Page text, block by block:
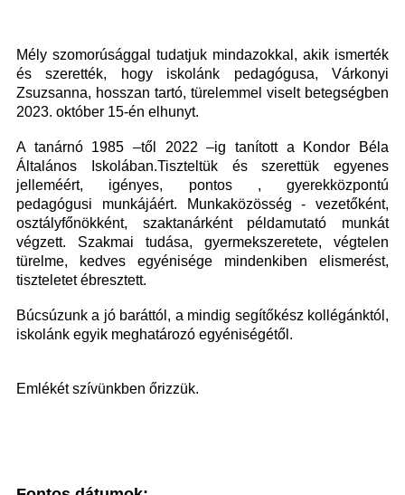
Mély szomorúsággal tudatjuk mindazokkal, akik ismerték
és szerették, hogy iskolánk pedagógusa, Várkonyi
Zsuzsanna, hosszan tartó, türelemmel viselt betegségben
2023. október 15-én elhunyt.
A tanárnó 1985 –től 2022 –ig tanított a Kondor Béla
Általános Iskolában.Tiszteltük és szerettük egyenes
jelleméért, igényes, pontos , gyerekközpontú
pedagógusi munkájáért. Munkaközösség - vezetőként,
osztályfőnökként, szaktanárként példamutató munkát
végzett. Szakmai tudása, gyermekszeretete, végtelen
türelme, kedves egyénisége mindenkiben elismerést,
tiszteletet ébresztett.
Búcsúzunk a jó baráttól, a mindig segítőkész kollégánktól,
iskolánk egyik meghatározó egyéniségétől.
Emlékét szívünkben őrizzük.